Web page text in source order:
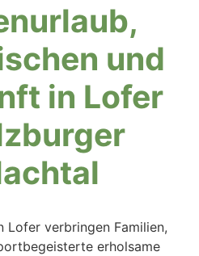
und
in Lofer
Lofer verbringen Familien,
erholsame